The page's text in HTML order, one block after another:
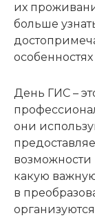
их
больше
День ГИС –
они
возможности
какую
в